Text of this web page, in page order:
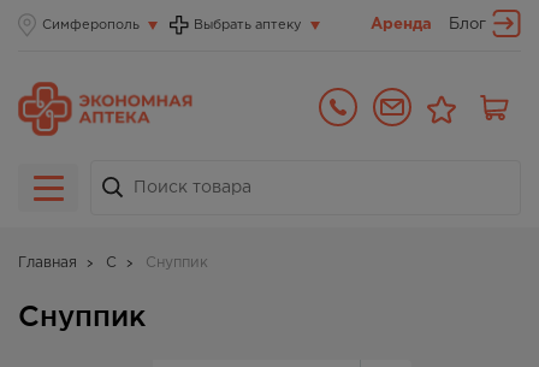
Симферополь Выбрать аптеку Аренда Блог
Главная С Снуппик
Снуппик